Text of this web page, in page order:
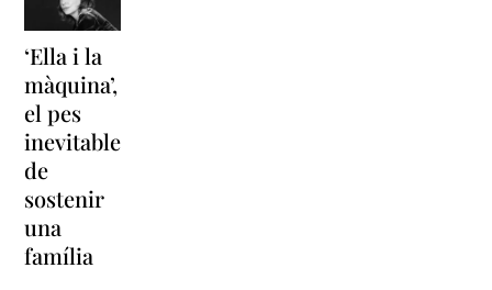
‘Ella i la
màquina’,
el pes
inevitable
de
sostenir
una
família